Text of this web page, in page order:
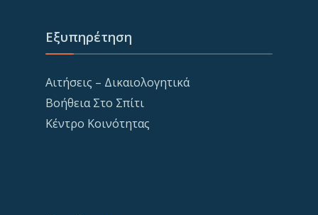
Εξυπηρέτηση
Αιτήσεις – Δικαιολογητικά
Βοήθεια Στο Σπίτι
Κέντρο Κοινότητας